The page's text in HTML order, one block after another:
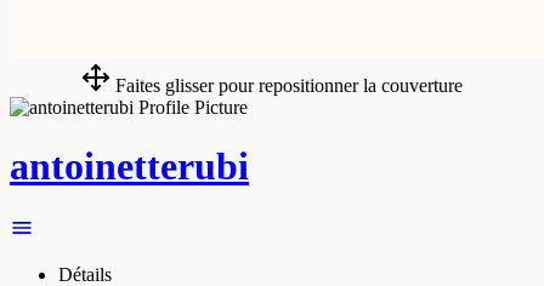
Faites glisser pour repositionner la couverture
antoinetterubi
Détails